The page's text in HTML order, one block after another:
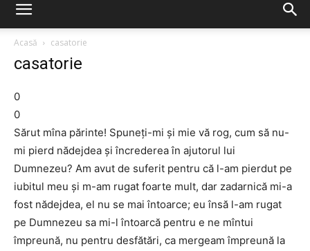
Acasă
casatorie
casatorie
0
0
Sărut mîna părinte! Spuneți-mi și mie vă rog, cum să nu-
mi pierd nădejdea și încrederea în ajutorul lui
Dumnezeu? Am avut de suferit pentru că l-am pierdut pe
iubitul meu și m-am rugat foarte mult, dar zadarnică mi-a
fost nădejdea, el nu se mai întoarce; eu însă l-am rugat
pe Dumnezeu sa mi-l întoarcă pentru e ne mîntui
împreună, nu pentru desfătări, ca mergeam împreună la